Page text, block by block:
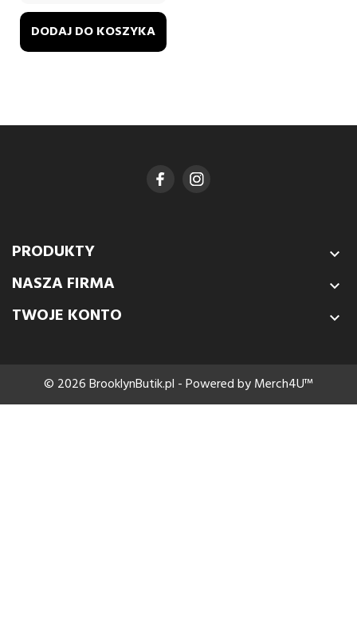
DODAJ DO KOSZYKA
PRODUKTY 
NASZA FIRMA 
TWOJE KONTO 
© 2026 BrooklynButik.pl - Powered by Merch4U™